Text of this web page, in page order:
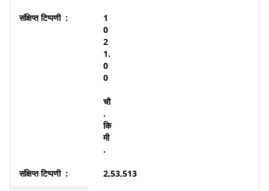
1
0
2
1.
0
0
चौ
.
कि
मी
.
2,53,513